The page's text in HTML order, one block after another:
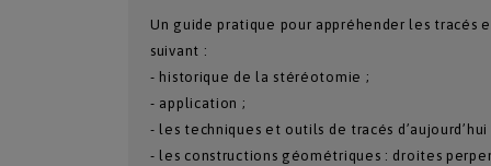
Un guide pratique pour appréhender les tracés
suivant :
- historique de la stéréotomie ;
- application ;
- les techniques et outils de tracés d’aujourd’hui
- les constructions géométriques : droites